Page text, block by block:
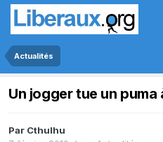
Actualités
Un jogger tue un puma
Par Cthulhu